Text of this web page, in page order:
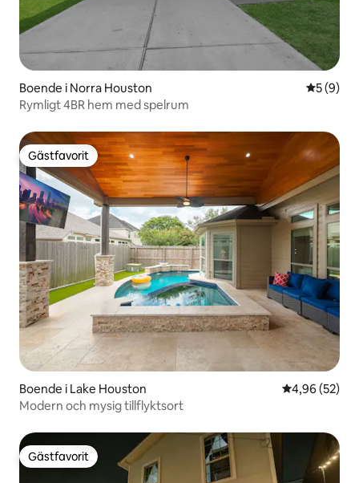
Boende i Norra Houston 5 av 5 i
5 (9)
Rymligt 4BR hem med spelrum
Gästfavorit
Gästfavorit
Boende i Lake Houston 4,96 av 5 i
4,96 (52)
Modern och mysig tillflyktsort
Gästfavorit
Gästfavorit